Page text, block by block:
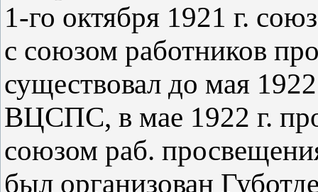
1-го октября 1921 г.
с союзом работников
существовал до мая
ВЦСПС, в мае 1922 г.
союзом раб.
был организован